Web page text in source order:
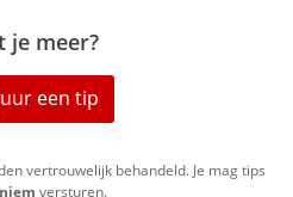
je meer?
een tip
vertrouwelijk behandeld. Je mag tips
versturen.